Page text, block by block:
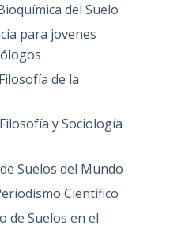
del Suelo
para jovenes
de la
y Sociología
Suelos del Mundo
Científico
de Suelos en el